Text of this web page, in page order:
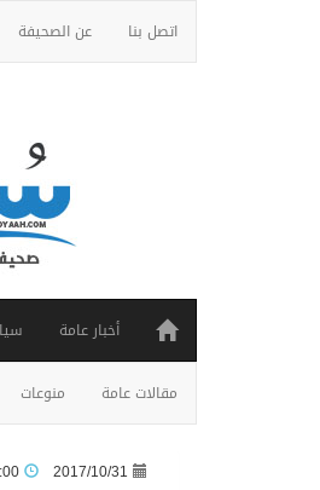
اتصل بنا عن الصحيفة
أخبار عامة
مقالات عامة منوعات
2017/10/31